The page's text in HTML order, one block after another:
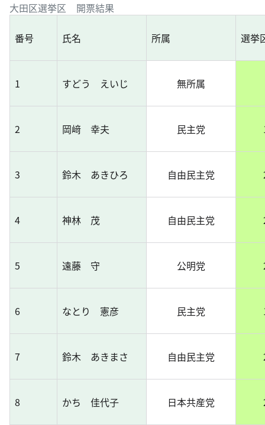
大田区選挙区 開票結果
番号 氏名 所属 選挙
1 すどう えいじ 無所属
2 岡﨑 幸夫 民主党
3 鈴木 あきひろ 自由民主党
4 神林 茂 自由民主党
5 遠藤 守 公明党
6 なとり 憲彦 民主党
7 鈴木 あきまさ 自由民主党
8 かち 佳代子 日本共産党